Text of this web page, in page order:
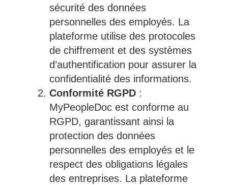
sécurité des données
personnelles des employés. La
plateforme utilise des protocoles
de chiffrement et des systèmes
d’authentification pour assurer la
confidentialité des informations.
Conformité RGPD:
MyPeopleDoc est conforme au
RGPD, garantissant ainsi la
protection des données
personnelles des employés et le
respect des obligations légales
des entreprises. La plateforme